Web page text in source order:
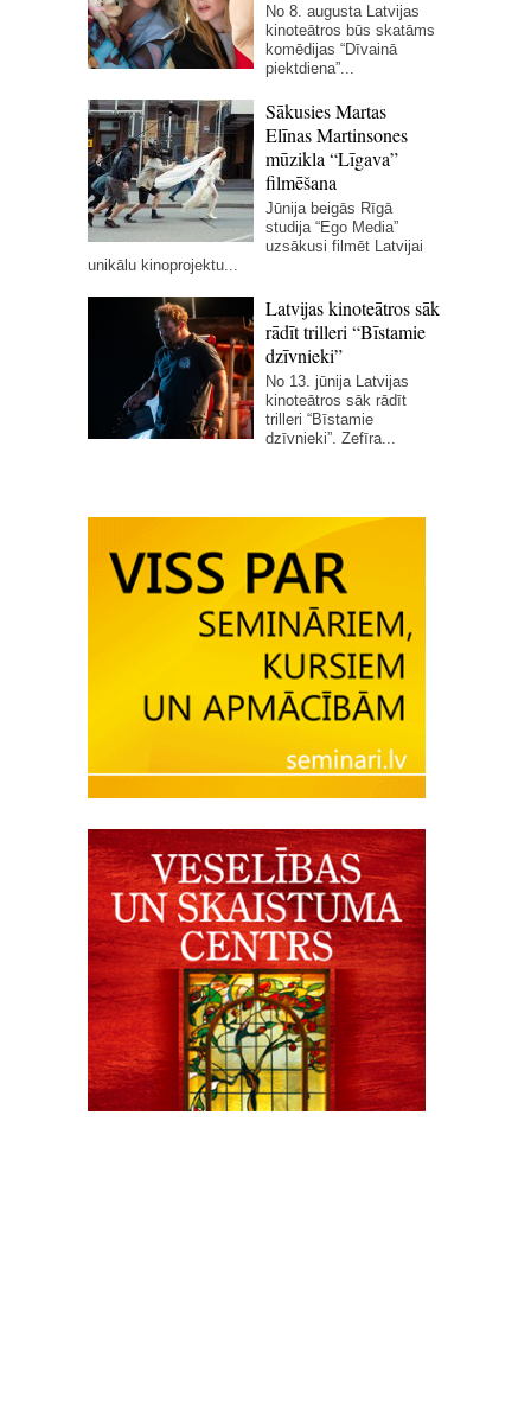
No 8. augusta Latvijas
kinoteātros būs skatāms
komēdijas “Dīvainā
piektdiena”...
Sākusies Martas
Elīnas Martinsones
mūzikla “Līgava”
filmēšana
Jūnija beigās Rīgā
studija “Ego Media”
uzsākusi filmēt Latvijai
unikālu kinoprojektu...
Latvijas kinoteātros sāk
rādīt trilleri “Bīstamie
dzīvnieki”
No 13. jūnija Latvijas
kinoteātros sāk rādīt
trilleri “Bīstamie
dzīvnieki”. Zefīra...